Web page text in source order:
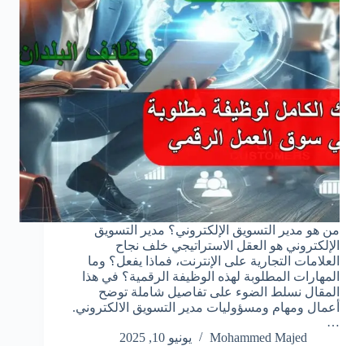
من هو مدير التسويق الإلكتروني؟ مدير التسويق
الإلكتروني هو العقل الاستراتيجي خلف نجاح
العلامات التجارية على الإنترنت، فماذا يفعل؟ وما
المهارات المطلوبة لهذه الوظيفة الرقمية؟ في هذا
المقال نسلط الضوء على تفاصيل شاملة توضح
أعمال ومهام ومسؤوليات مدير التسويق الالكتروني.
…
Mohammed Majed
يونيو 10, 2025